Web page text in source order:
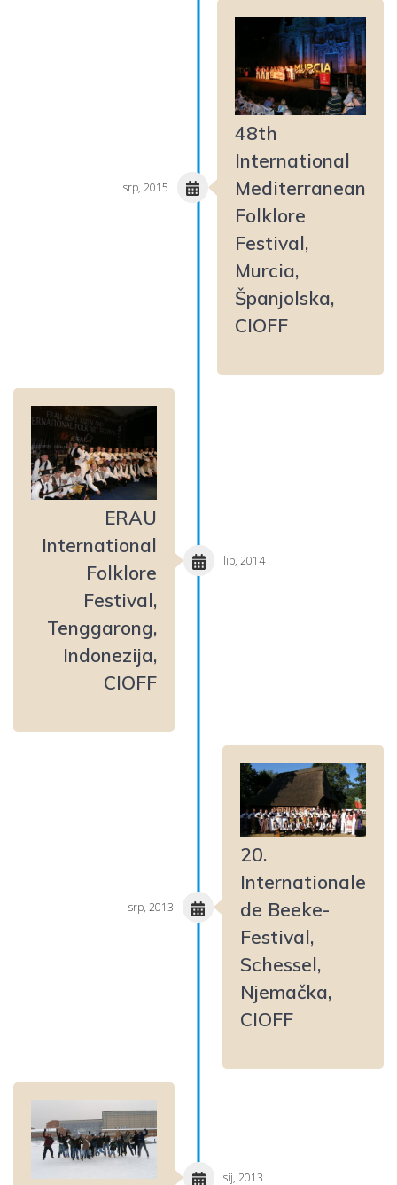
48th
International
Mediterranean
Folklore
Festival,
Murcia,
Španjolska,
CIOFF
srp, 2015
ERAU
International
Folklore
Festival,
Tenggarong,
Indonezija,
CIOFF
lip, 2014
20.
Internationale
de Beeke-
Festival,
Schessel,
Njemačka,
CIOFF
srp, 2013
sij, 2013